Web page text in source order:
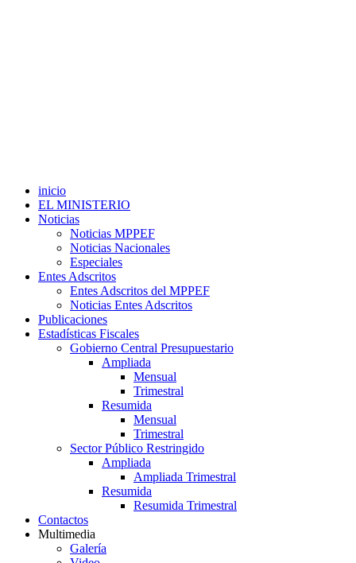
inicio
EL MINISTERIO
Noticias
Noticias MPPEF
Noticias Nacionales
Especiales
Entes Adscritos
Entes Adscritos del MPPEF
Noticias Entes Adscritos
Publicaciones
Estadísticas Fiscales
Gobierno Central Presupuestario
Ampliada
Mensual
Trimestral
Resumida
Mensual
Trimestral
Sector Público Restringido
Ampliada
Ampliada Trimestral
Resumida
Resumida Trimestral
Contactos
Multimedia
Galería